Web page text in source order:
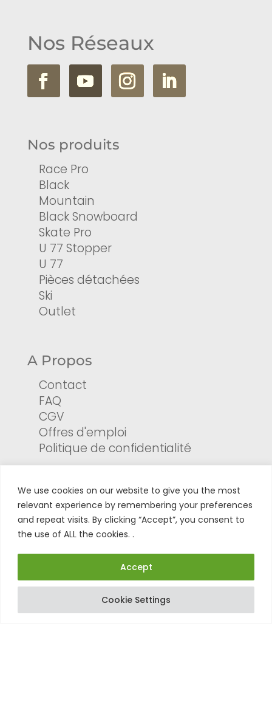
We use cookies on our website to give you the most
relevant experience by remembering your preferences
and repeat visits. By clicking “Accept”, you consent to
the use of ALL the cookies. .
Cookie Settings
Accept
Nos Réseaux
Nos produits
Race Pro
Black
Mountain
Black Snowboard
Skate Pro
U 77 Stopper
U 77
Pièces détachées
Ski
Outlet
A Propos
Contact
FAQ
CGV
Offres d'emploi
Politique de confidentialité
Services
Centre test
Formulaire de retour
Enregistrer son produit